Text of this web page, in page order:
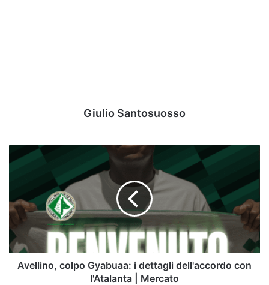
Giulio Santosuosso
Avellino,
colpo
dettagli
dell'accordo
l'Atalanta
|
Mercato
Avellino, colpo Gyabuaa: i dettagli dell'accordo con
l'Atalanta | Mercato